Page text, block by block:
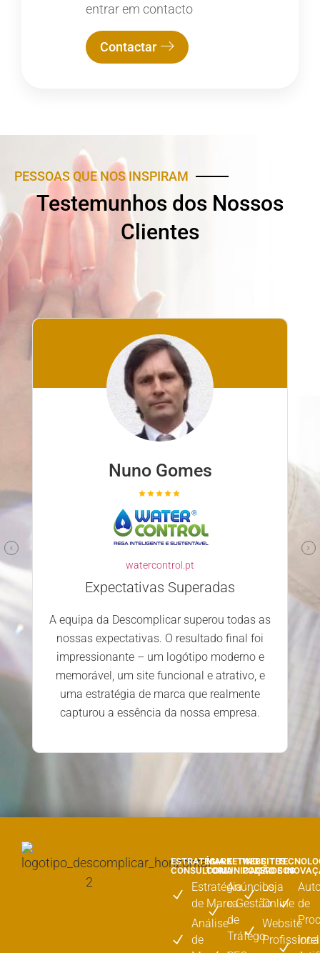
entrar em contacto
Contactar
PESSOAS QUE NOS INSPIRAM
Testemunhos dos Nossos
Clientes
Nuno Gomes
watercontrol.pt
Expectativas Superadas
A equipa da Descomplicar superou todas as
nossas expectativas. O resultado final foi
impressionante – um logótipo moderno e
memorável, um site funcional e atrativo, e
uma estratégia de marca que realmente
capturou a essência da nossa empresa.
ESTRATÉGIA E
CONSULTORIA
Estratégia
de Marca
Análise
de
MARKETING E
COMUNICAÇÃO
Anúncios
e Gestão
de
Tráfego
WEBSITES
PODEROSOS
Loja
Online
Website
E
de